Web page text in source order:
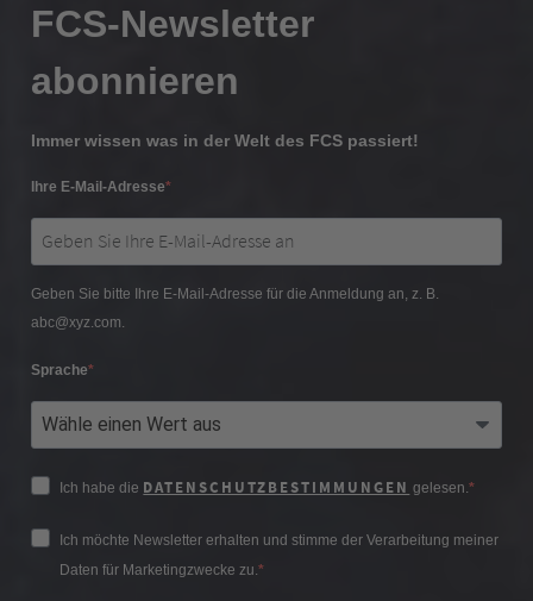
FCS-Newsletter
abonnieren
Immer wissen was in der Welt des FCS passiert!
Ihre E-Mail-Adresse
Geben Sie bitte Ihre E-Mail-Adresse für die Anmeldung an, z. B.
abc@xyz.com.
Sprache
Ich habe die DATENSCHUTZBESTIMMUNGEN gelesen.
Ich möchte Newsletter erhalten und stimme der Verarbeitung meiner
Daten für Marketingzwecke zu.